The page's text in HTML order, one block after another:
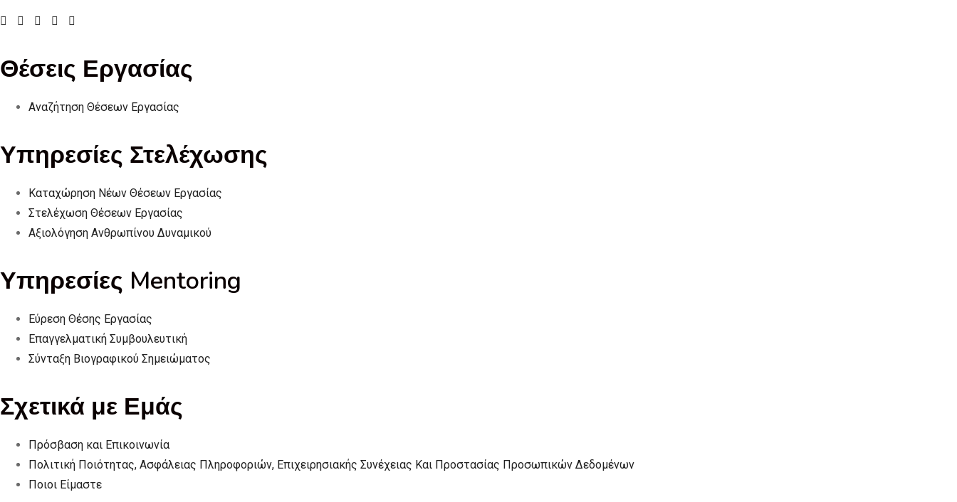
Θέσεις Εργασίας
Αναζήτηση Θέσεων Εργασίας
Υπηρεσίες Στελέχωσης
Καταχώρηση Νέων Θέσεων Εργασίας
Στελέχωση Θέσεων Εργασίας
Αξιολόγηση Ανθρωπίνου Δυναμικού
Υπηρεσίες Mentoring
Εύρεση Θέσης Εργασίας
Επαγγελματική Συμβουλευτική
Σύνταξη Βιογραφικού Σημειώματος
Σχετικά με Εμάς
Πρόσβαση και Επικοινωνία
Πολιτική Ποιότητας, Ασφάλειας Πληροφοριών, Επιχειρησιακής Συνέχειας Και Προστασίας Προσωπικών Δεδομένων
Ποιοι Είμαστε